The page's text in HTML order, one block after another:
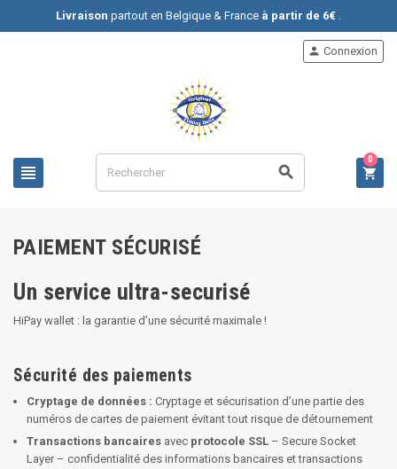
Livraison partout en Belgique & France à partir de 6€ .
 
 Connexion

0
PAIEMENT SÉCURISÉ
Un service ultra-securisé
HiPay wallet : la garantie d’une sécurité maximale !
Sécurité des paiements
Cryptage de données : Cryptage et sécurisation d’une partie des
numéros de cartes de paiement évitant tout risque de détournement
Transactions bancaires avec protocole SSL – Secure Socket
Layer – confidentialité des informations bancaires et transactions